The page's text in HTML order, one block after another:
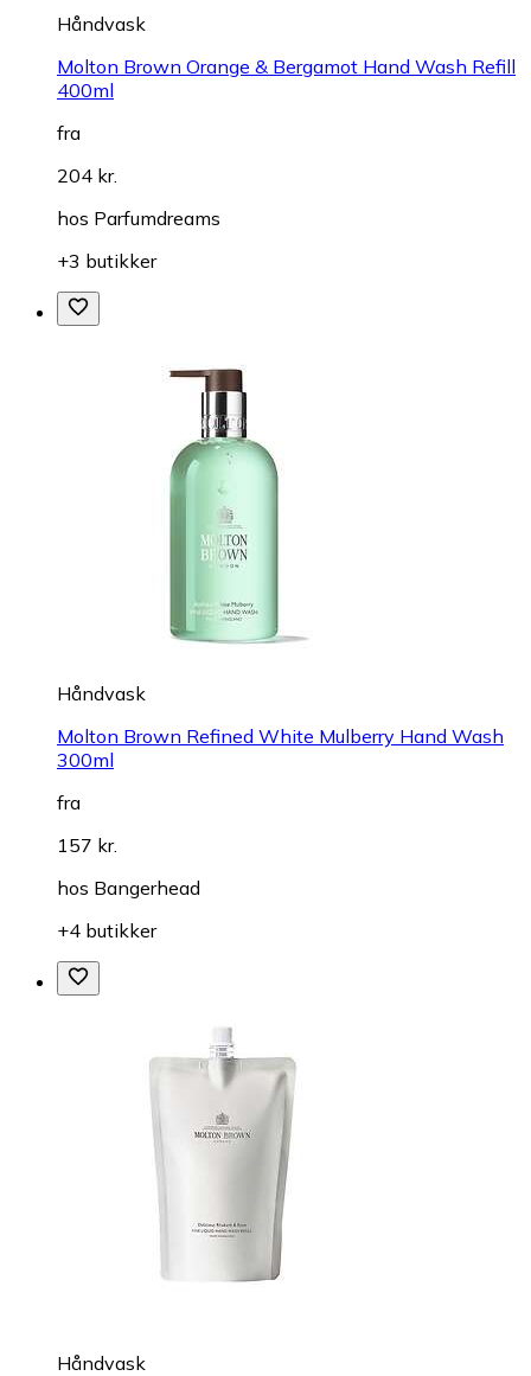
Håndvask
Molton Brown Orange & Bergamot Hand Wash Refill
400ml
fra
204 kr.
hos Parfumdreams
+3 butikker
Håndvask
Molton Brown Refined White Mulberry Hand Wash
300ml
fra
157 kr.
hos Bangerhead
+4 butikker
Håndvask